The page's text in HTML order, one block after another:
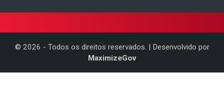
© 2026 - Todos os direitos reservados. | Desenvolvido por
MaximizeGov